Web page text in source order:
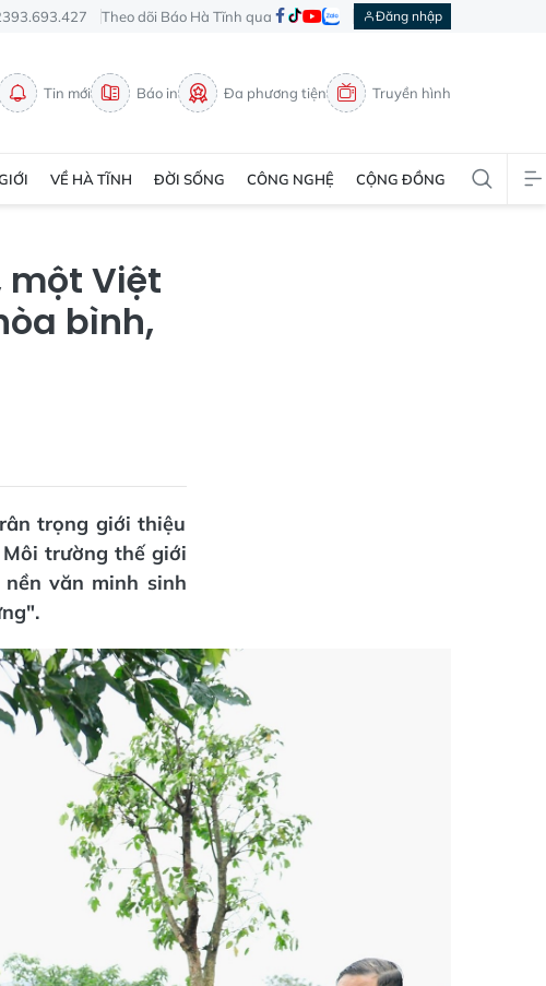
Theo dõi Báo Hà Tĩnh qua Đăng nhập
Tin mới Báo in Đa phương tiện Truyền hình
VỀ HÀ TĨNH ĐỜI SỐNG CÔNG NGHỆ CỘNG ĐỒNG
một Việt
bình,
trọng giới thiệu
trường thế giới
văn minh sinh